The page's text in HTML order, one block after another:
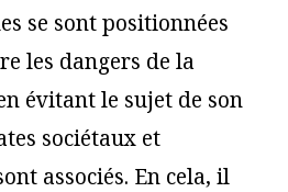
se sont positionnées
les dangers de la
évitant le sujet de son
sociétaux et
associés. En cela, il